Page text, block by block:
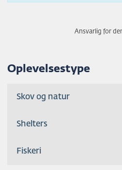
Ansvarlig for
Oplevelsestype
Skov og natur
Shelters
Fiskeri